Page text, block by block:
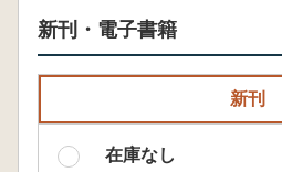
新刊・電子書籍
新刊
在庫なし